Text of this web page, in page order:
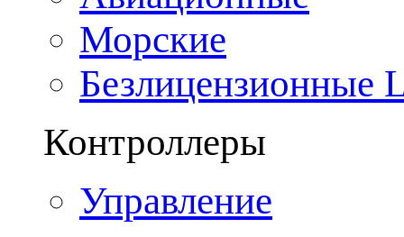
Морские
Безлицензионные
Контроллеры
Управление